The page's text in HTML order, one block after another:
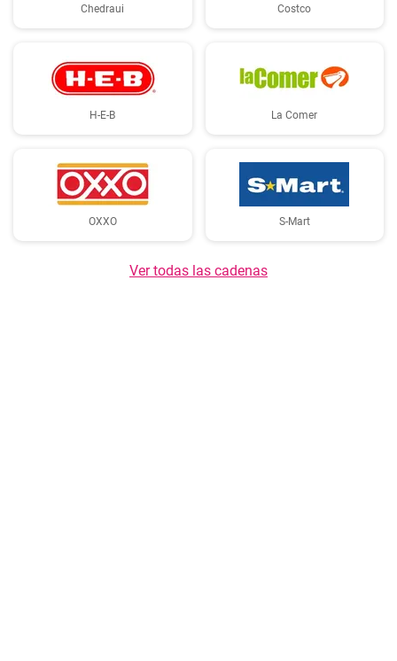
Chedraui Costco
H-E-B La Comer
OXXO S-Mart
Ver todas las cadenas